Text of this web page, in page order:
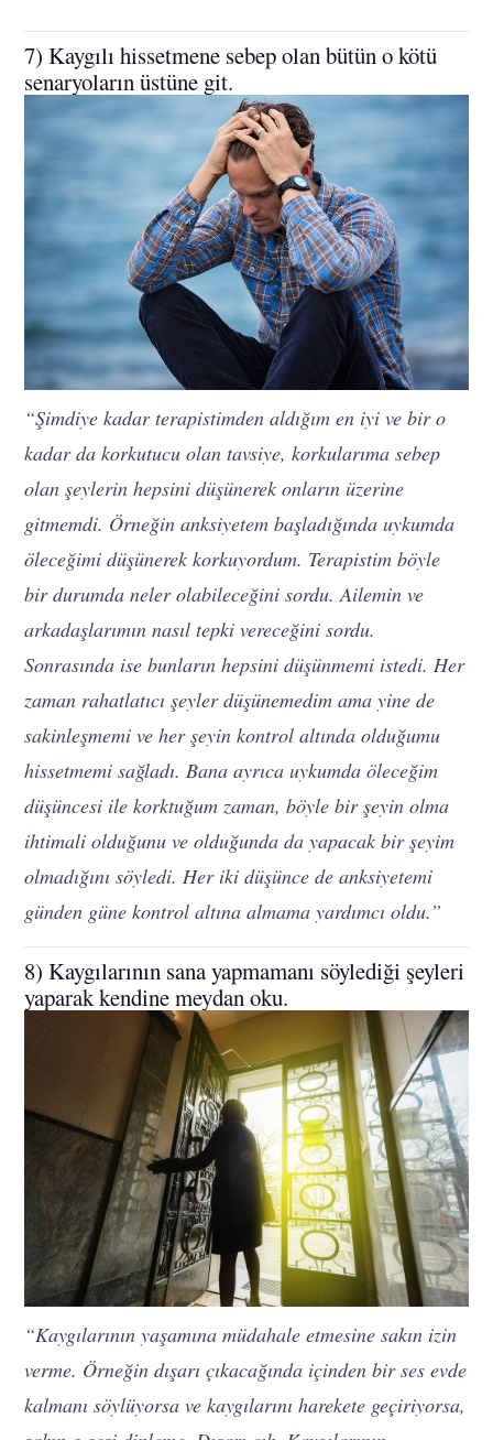
7) Kaygılı hissetmene sebep olan bütün o kötü
senaryoların üstüne git.
“Şimdiye kadar terapistimden aldığım en iyi ve bir o
kadar da korkutucu olan tavsiye, korkularıma sebep
olan şeylerin hepsini düşünerek onların üzerine
gitmemdi. Örneğin anksiyetem başladığında uykumda
öleceğimi düşünerek korkuyordum. Terapistim böyle
bir durumda neler olabileceğini sordu. Ailemin ve
arkadaşlarımın nasıl tepki vereceğini sordu.
Sonrasında ise bunların hepsini düşünmemi istedi. Her
zaman rahatlatıcı şeyler düşünemedim ama yine de
sakinleşmemi ve her şeyin kontrol altında olduğumu
hissetmemi sağladı. Bana ayrıca uykumda öleceğim
düşüncesi ile korktuğum zaman, böyle bir şeyin olma
ihtimali olduğunu ve olduğunda da yapacak bir şeyim
olmadığını söyledi. Her iki düşünce de anksiyetemi
günden güne kontrol altına almama yardımcı oldu.”
8) Kaygılarının sana yapmamanı söylediği şeyleri
yaparak kendine meydan oku.
“Kaygılarının yaşamına müdahale etmesine sakın izin
verme. Örneğin dışarı çıkacağında içinden bir ses evde
kalmanı söylüyorsa ve kaygılarını harekete geçiriyorsa,